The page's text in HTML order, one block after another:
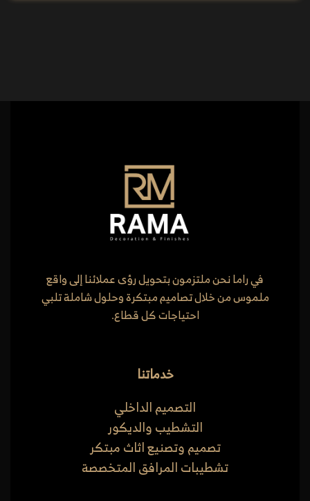
في راما نحن ملتزمون بتحويل رؤى عملائنا إلى واقع
ملموس من خلال تصاميم مبتكرة وحلول شاملة تلبي
احتياجات كل قطاع.
خدماتنا
التصميم الداخلي
التشطيب والديكور
تصميم وتصنيع اثاث مبتكر
تشطيبات المرافق المتخصصة